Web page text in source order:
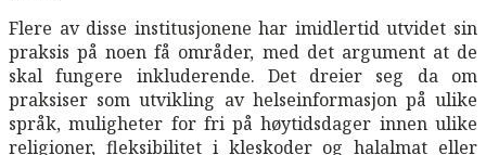
Flere av disse institusjonene har imidlertid utvidet sin
praksis på noen få områder, med det argument at de
skal fungere inkluderende. Det dreier seg da om
praksiser som utvikling av helseinformasjon på ulike
språk, muligheter for fri på høytidsdager innen ulike
religioner, fleksibilitet i kleskoder og halalmat eller